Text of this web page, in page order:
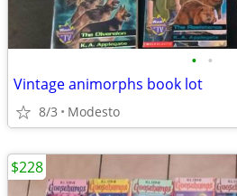
• •
Vintage animorphs book lot
8/3 Modesto
$228